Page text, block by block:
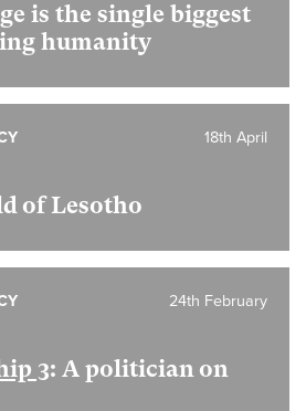
is the single biggest
humanity
of Lesotho
18th April
3: A politician on
24th February